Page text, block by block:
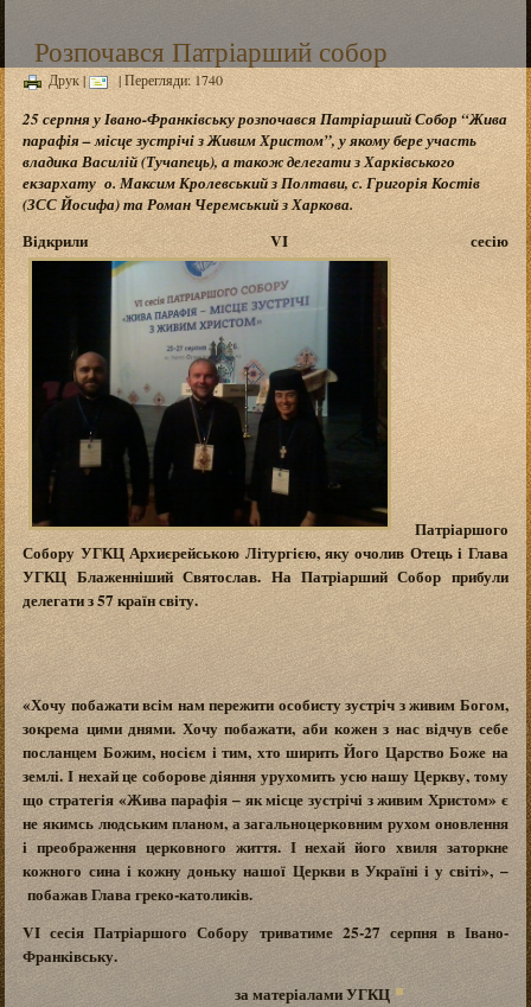
Розпочався Патріарший собор
Друк| | Перегляди: 1740
25 серпня уІвано-Франківськурозпочався Патріарший Собор “Жива
парафія – місце зустрічі з Живим Христом”, у якому бере участь
владика Василій (Тучапець), а також делегати з Харківського
екзархату о. Максим Кролевський з Полтави, с. Григорія Костів
(ЗСС Йосифа) та Роман Черемський з Харкова.
Відкрили VI сесію
Патріаршого
Собору УГКЦ Архиєрейською Літургією, яку очолив Отець і Глава
УГКЦ Блаженніший Святослав. На Патріарший Собор прибули
делегати з 57 країн світу.
«Хочу побажати всім нам пережити особисту зустріч з живим Богом,
зокрема цими днями. Хочу побажати, аби кожен з нас відчув себе
посланцем Божим, носієм і тим, хто ширить Його Царство Боже на
землі. І нехай це соборове діяння урухомить усю нашу Церкву, тому
що стратегія «Жива парафія – як місце зустрічі з живим Христом» є
не якимсь людським планом, а загальноцерковним рухом оновлення
і преображення церковного життя. І нехай його хвиля заторкне
кожного сина і кожну доньку нашої Церкви в Україні і у світі», –
побажав Глава греко-католиків.
VI сесія Патріаршого Собору триватиме 25-27 серпня в Івано-
Франківську.
за матеріалами УГКЦ